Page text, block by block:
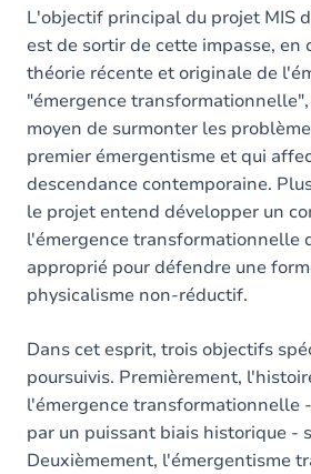
L'objectif principal du projet MIS
est de sortir de cette impasse, en
théorie récente et originale de
"émergence
moyen de surmonter les
premier émergentisme et qui
descendance contemporaine.
le projet entend développer un
l'émergence transformationnelle
approprié pour défendre une
physicalisme non-réductif.
Dans cet esprit, trois objectifs
poursuivis. Premièrement,
l'émergence transformationnelle
par un puissant biais historique -
Deuxièmement, l'émergentisme